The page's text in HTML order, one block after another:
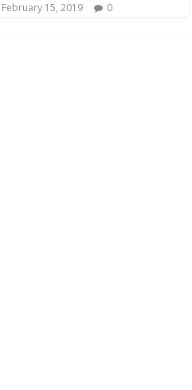
February 15, 2019 0